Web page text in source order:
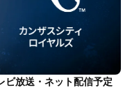
ビ放送・ネット配信予定